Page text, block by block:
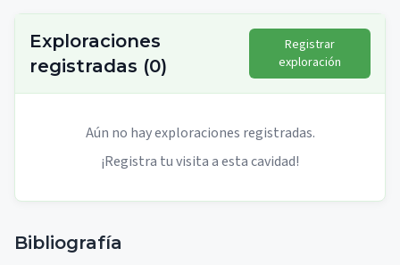
Exploraciones
registradas (0)
Registrar
exploración
Aún no hay exploraciones registradas.
¡Registra tu visita a esta cavidad!
Bibliografía